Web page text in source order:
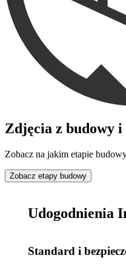
Zdjęcia z budowy
Zobacz na jakim etapie
Zobacz etapy budowy
Udogodnienia
Standard i